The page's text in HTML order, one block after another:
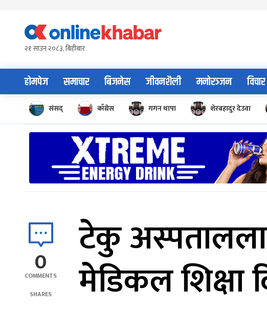
content२१ साउन २०८३, बिहीबार
होमपेज समाचार बिजनेस जीवनशैली मनोरञ्जन विचार
संसद् काँग्रेस गगन थापा शेरबहादुर देउवा
0
COMMENTS
SHARES
टेकु
मेडिकल शिक्षा